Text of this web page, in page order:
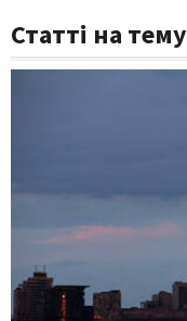
Статті на тему